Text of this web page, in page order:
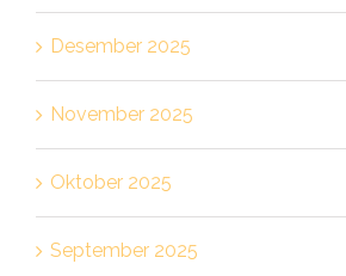
Desember 2025
November 2025
Oktober 2025
September 2025